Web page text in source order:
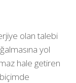
olan talebi
yol
hale getiren